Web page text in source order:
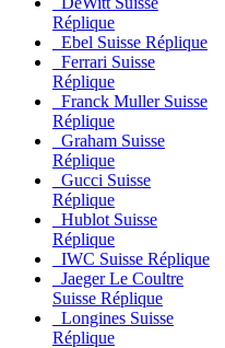
Réplique
Ebel Suisse Réplique
Ferrari Suisse
Réplique
Franck Muller Suisse
Réplique
Graham Suisse
Réplique
Gucci Suisse
Réplique
Hublot Suisse
Réplique
IWC Suisse Réplique
Jaeger Le Coultre
Suisse Réplique
Longines Suisse
Réplique